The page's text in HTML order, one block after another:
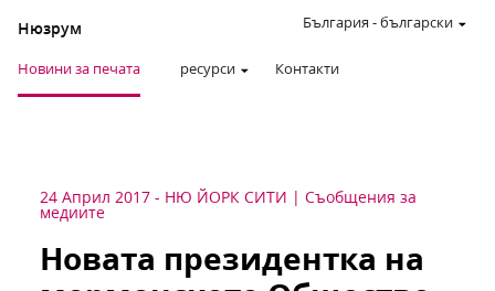
Нюзрум
Новини за печата ресурси Контакти
България -български
24 Април 2017 - НЮ ЙОРК СИТИ Съобщения за
медиите
Новата президентка на